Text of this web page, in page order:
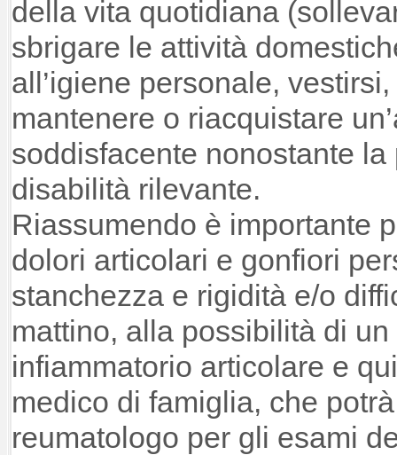
della vita quotidiana
sbrigare le attività
all’igiene personale,
mantenere o riacquistare
soddisfacente nonostante
disabilità rilevante.
Riassumendo è importante
dolori articolari e gonfiori
stanchezza e rigidità e/o
mattino, alla possibilità di
infiammatorio articolare e
medico di famiglia, che
reumatologo per gli esami